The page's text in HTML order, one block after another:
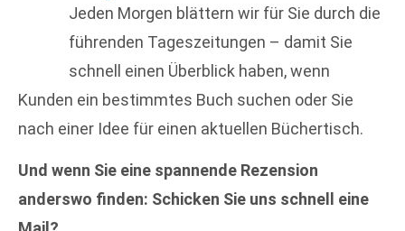
Jeden Morgen blättern wir für Sie durch die
führenden Tageszeitungen – damit Sie
schnell einen Überblick haben, wenn
Kunden ein bestimmtes Buch suchen oder Sie
nach einer Idee für einen aktuellen Büchertisch.
Und wenn Sie eine spannende Rezension
anderswo finden: Schicken Sie uns schnell eine